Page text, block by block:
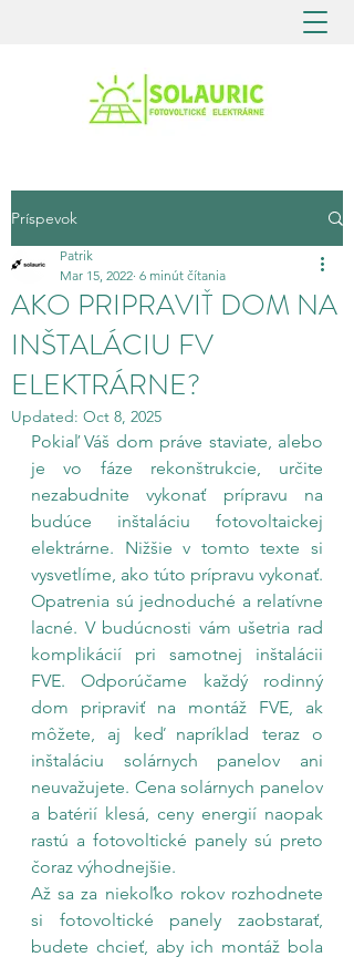
Príspevok
AKO PRIPRAVIŤ DOM NA
INŠTALÁCIU FV
ELEKTRÁRNE?
Patrik
Mar 15, 2022 6 minút čítania
Updated: Oct 8, 2025
Pokiaľ Váš dom práve staviate, alebo
je vo fáze rekonštrukcie, určite
nezabudnite vykonať prípravu na
budúce inštaláciu fotovoltaickej
elektrárne. Nižšie v tomto texte si
vysvetlíme, ako túto prípravu vykonať.
Opatrenia sú jednoduché a relatívne
lacné. V budúcnosti vám ušetria rad
komplikácií pri samotnej inštalácii
FVE. Odporúčame každý rodinný
dom pripraviť na montáž FVE, ak
môžete, aj keď napríklad teraz o
inštaláciu solárnych panelov ani
neuvažujete. Cena solárnych panelov
a batérií klesá, ceny energií naopak
rastú a fotovoltické panely sú preto
čoraz výhodnejšie.
Až sa za niekoľko rokov rozhodnete
si fotovoltické panely zaobstarať,
budete chcieť, aby ich montáž bola